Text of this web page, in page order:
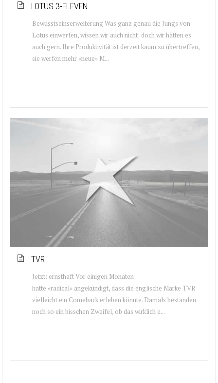
LOTUS 3-ELEVEN
Bewusstseinserweiterung Was ganz genau die Jungs von
Lotus einwerfen, wissen wir auch nicht; doch wir hätten es
auch gern. Ihre Produktivität ist derzeit kaum zu übertreffen,
sie werfen mehr «neue» M...
TVR
Jetzt: ernsthaft Vor einigen Monaten
hatte «radical» angekündigt, dass die englische Marke TVR
vielleicht ein Comeback erleben könnte. Damals bestanden
noch so ein bisschen Zweifel, ob das wirklich e...